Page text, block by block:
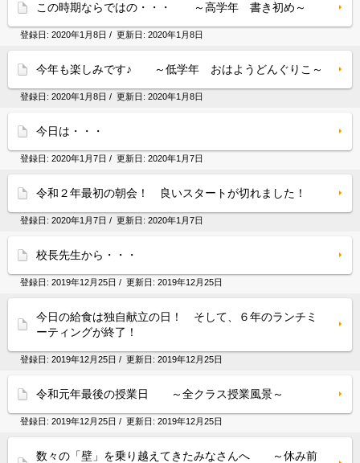
この時期ならではの・・・ ～高学年 書き初め～
登録日: 2020年1月8日 / 更新日: 2020年1月8日
今年も楽しみです♪ ～低学年 おはようどんぐりこ～
登録日: 2020年1月8日 / 更新日: 2020年1月8日
今日は・・・
登録日: 2020年1月7日 / 更新日: 2020年1月7日
令和２年最初の朝会！ 良いスタートが切れました！
登録日: 2020年1月7日 / 更新日: 2020年1月7日
校長先生から・・・
登録日: 2019年12月25日 / 更新日: 2019年12月25日
今日の給食は独自献立の日！ そして、６年のランチミ
ーティングが終了！
登録日: 2019年12月25日 / 更新日: 2019年12月25日
令和元年最後の授業日 ～全クラス授業風景～
登録日: 2019年12月25日 / 更新日: 2019年12月25日
数々の「壁」を乗り越えてきたみなさんへ ～休み前